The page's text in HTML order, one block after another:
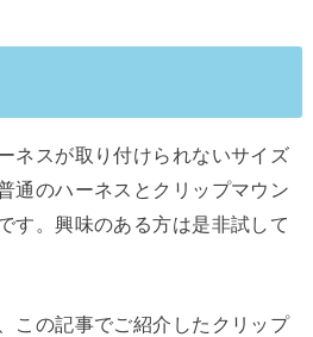
ネスが取り付けられないサイズ
通のハーネスとクリップマウン
す。興味のある方は是非試して
この記事でご紹介したクリップ